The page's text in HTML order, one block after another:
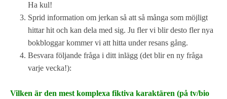
Ha kul!
Sprid information om jerkan så att så många som möjligt
hittar hit och kan dela med sig. Ju fler vi blir desto fler nya
bokbloggar kommer vi att hitta under resans gång.
Besvara följande fråga i ditt inlägg (det blir en ny fråga
varje vecka!):
Vilken är den mest komplexa fiktiva karaktären (på tv/bio